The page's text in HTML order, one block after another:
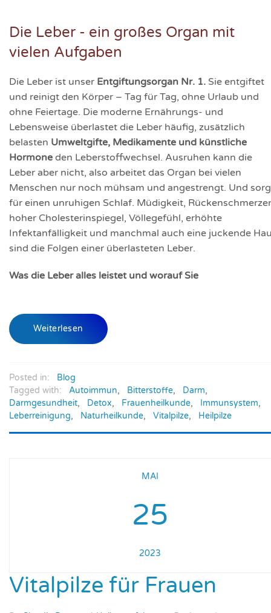
Die Leber - ein großes Organ mit
vielen Aufgaben
Die Leber ist unser Entgiftungsorgan Nr. 1. Sie entgiftet
und reinigt den Körper – Tag für Tag, ohne Urlaub und
ohne Feiertage. Die moderne Ernährungs- und
Lebensweise überlastet die Leber häufig, zusätzlich
belasten Umweltgifte, Medikamente und künstliche
Hormone den Leberstoffwechsel. Ausruhen kann die
Leber aber nicht, also arbeitet das Organ bei vielen
Menschen nur noch mühsam und angestrengt. Und
für einen unruhigen Schlaf. Müdigkeit,
hoher Cholesterinspiegel, Völlegefühl, erhöhte
Infektanfälligkeit und manchmal auch eine juckende
sind die Folgen einer überlasteten Leber.
Was die Leber alles leistet und worauf Sie
Weiterlesen
Posted in:
Blog
Tagged with:
Autoimmun, Bitterstoffe, Darm,
Darmgesundheit, Detox, Frauenheilkunde, Immunsystem,
Leberreinigung, Naturheilkunde, Vitalpilze, Heilpilze
MAI
25
2023
Vitalpilze für Frauen